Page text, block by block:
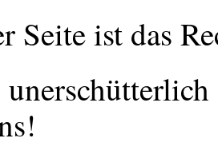
Seite ist das